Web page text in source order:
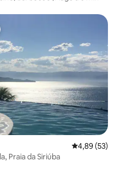
Évaluation
4,89 (53)
Praia da Siriúba